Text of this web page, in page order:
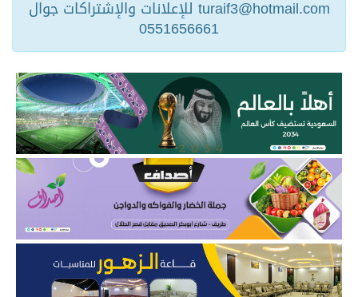
turaif3@hotmail.com للإعلانات والإشتراكات جوال
0551656661